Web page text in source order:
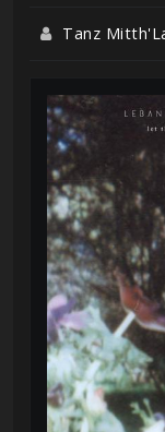
Tanz